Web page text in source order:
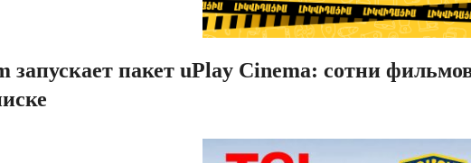
запускает пакет uPlay Cinema: сотни